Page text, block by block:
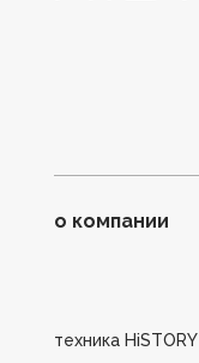
о компании
техника HiSTORY